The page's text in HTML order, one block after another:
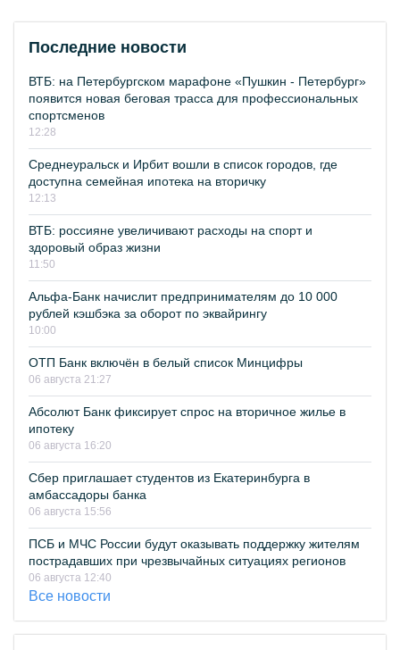
Последние новости
ВТБ: на Петербургском марафоне «Пушкин - Петербург»
появится новая беговая трасса для профессиональных
спортсменов
12:28
Среднеуральск и Ирбит вошли в список городов, где
доступна семейная ипотека на вторичку
12:13
ВТБ: россияне увеличивают расходы на спорт и
здоровый образ жизни
11:50
Альфа-Банк начислит предпринимателям до 10 000
рублей кэшбэка за оборот по эквайрингу
10:00
ОТП Банк включён в белый список Минцифры
06 августа 21:27
Абсолют Банк фиксирует спрос на вторичное жилье в
ипотеку
06 августа 16:20
Сбер приглашает студентов из Екатеринбурга в
амбассадоры банка
06 августа 15:56
ПСБ и МЧС России будут оказывать поддержку жителям
пострадавших при чрезвычайных ситуациях регионов
06 августа 12:40
Все новости